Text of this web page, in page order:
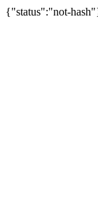
{"status":"not-